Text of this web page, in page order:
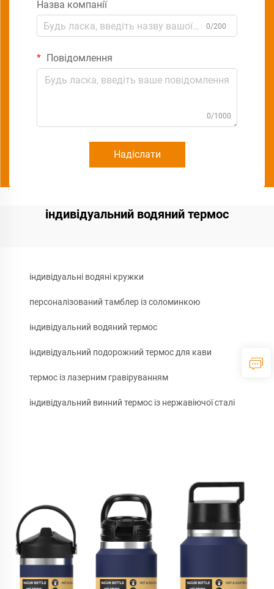
Назва компанії
0/200
Повідомлення
0/1000
Надіслати
індивідуальний водяний термос
індивідуальні водяні кружки
персоналізований тамблер із соломинкою
індивідуальний водяний термос
індивідуальний подорожний термос для кави
термос із лазерним гравіруванням
індивідуальний винний термос із нержавіючої сталі